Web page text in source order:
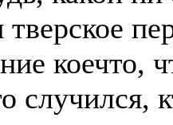
тверское
коечто,
случился,